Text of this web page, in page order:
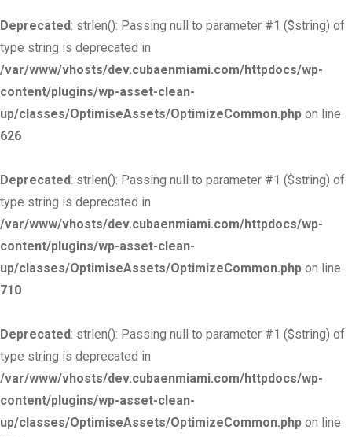
Deprecated: strlen(): Passing null to parameter #1 ($string) of
type string is deprecated in
/var/www/vhosts/dev.cubaenmiami.com/httpdocs/wp-
content/plugins/wp-asset-clean-
up/classes/OptimiseAssets/OptimizeCommon.php on line
626
Deprecated: strlen(): Passing null to parameter #1 ($string) of
type string is deprecated in
/var/www/vhosts/dev.cubaenmiami.com/httpdocs/wp-
content/plugins/wp-asset-clean-
up/classes/OptimiseAssets/OptimizeCommon.php on line
710
Deprecated: strlen(): Passing null to parameter #1 ($string) of
type string is deprecated in
/var/www/vhosts/dev.cubaenmiami.com/httpdocs/wp-
content/plugins/wp-asset-clean-
up/classes/OptimiseAssets/OptimizeCommon.php on line